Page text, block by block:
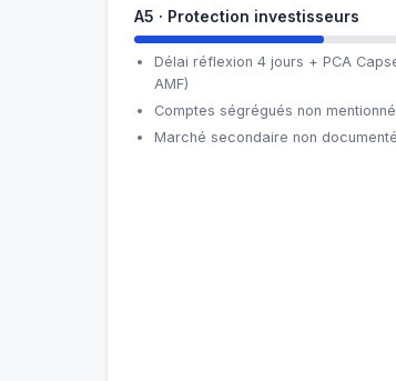
A5 · Protection investisseurs
Délai réflexion 4 jours + PCA
AMF)
Comptes ségrégués non
Marché secondaire non